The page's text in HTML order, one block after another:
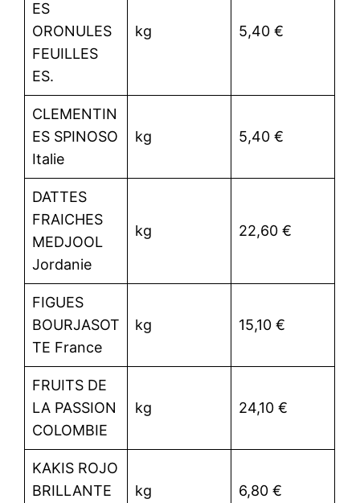
ES
ORONULES
FEUILLES
ES.
kg 5,40 €
CLEMENTIN
ES SPINOSO
Italie
kg 5,40 €
DATTES
FRAICHES
MEDJOOL
Jordanie
kg 22,60 €
FIGUES
BOURJASOT
TE France
kg 15,10 €
FRUITS DE
LA PASSION
COLOMBIE
kg 24,10 €
KAKIS ROJO
BRILLANTE
kg 6,80 €